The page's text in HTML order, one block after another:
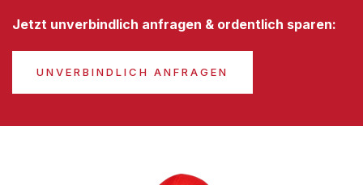
Jetzt unverbindlich anfragen & ordentlich sparen:
UNVERBINDLICH ANFRAGEN